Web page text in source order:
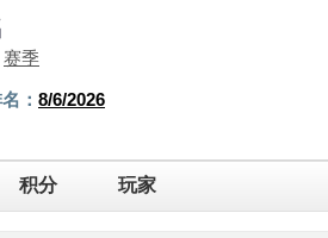
赛季
： 8/6/2026
积分 玩家